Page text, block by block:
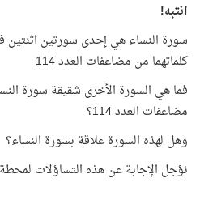
انتبه!
سورة النساء هي إحدى سورتين اثنتين
كلماتهما من مضاعفات العدد 114
فما هي السورة الأخرى شقيقة سورة
مضاعفات العدد 114؟
وهل لهذه السورة علاقة بسورة النساء؟
نؤجل الإجابة عن هذه التساؤلات